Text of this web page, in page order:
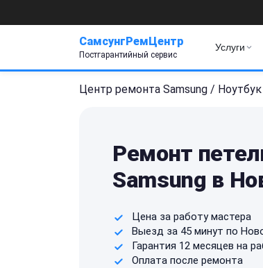
СамсунгРемЦентр
Постгарантийный сервис
Услуги
Центр ремонта Samsung / Ноутбук
Ремонт
Samsung в
Цена за работу мастера
Выезд за 45 минут по
Гарантия 12 месяцев на
Оплата после ремонта